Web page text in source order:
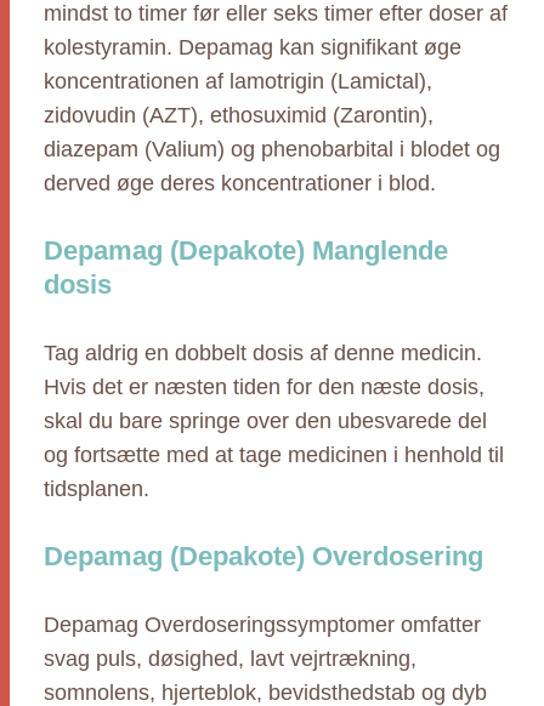
mindst to timer før eller seks timer efter doser af
kolestyramin. Depamag kan signifikant øge
koncentrationen af lamotrigin (Lamictal),
zidovudin (AZT), ethosuximid (Zarontin),
diazepam (Valium) og phenobarbital i blodet og
derved øge deres koncentrationer i blod.
Depamag (Depakote) Manglende
dosis
Tag aldrig en dobbelt dosis af denne medicin.
Hvis det er næsten tiden for den næste dosis,
skal du bare springe over den ubesvarede del
og fortsætte med at tage medicinen i henhold til
tidsplanen.
Depamag (Depakote) Overdosering
Depamag Overdoseringssymptomer omfatter
svag puls, døsighed, lavt vejrtrækning,
somnolens, hjerteblok, bevidsthedstab og dyb